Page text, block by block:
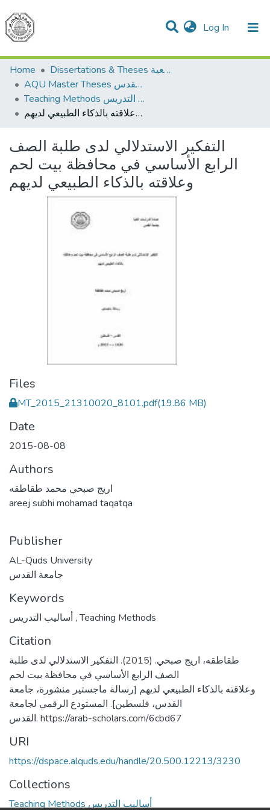
Log In (current)
Communities & Collections
All of DSpace
Home
Dissertations & Theses الرسائل الجامعية
AQU Master Theses الرسائل الجامعية الخاصة بجامعة القدس
Teaching Methods أساليب التدريس
التفكير الاستدلالي لدى طلبة الصف الرابع الأساسي في محافظة بيت لحم وعلاقته بالذكاء الطبيعي لديهم
التفكير الاستدلالي لدى طلبة الصف
الرابع الأساسي في محافظة بيت لحم
وعلاقته بالذكاء الطبيعي لديهم
Files
MT_2015_21310020_8101.pdf(19.86 MB)
Date
2015-08-08
Authors
اريج صبحي محمد طقاطقه
areej subhi mohamad taqatqa
Publisher
AL-Quds University
جامعة القدس
Keywords
,Teaching Methods
Citation
طقاطقه، اريج صبحي. (2015). التفكير الاستدلالي لدى طلبة
الصف الرابع الأساسي في محافظة بيت لحم
وعلاقته بالذكاء الطبيعي لديهم [رسالة ماجستير منشورة، جامعة
القدس، فلسطين]. المستودع الرقمي لجامعة
القدس. https://arab-scholars.com/6cbd67
URI
https://dspace.alquds.edu/handle/20.500.12213/3230
Collections
Teaching Methods أساليب التدريس